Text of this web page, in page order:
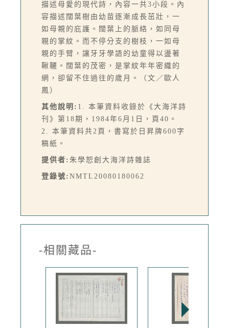
描述母愛的現代詩，內容一共3小段。內
容描述闊葉樹由幼苗逐漸成長茁壯，一
如母親的庇護。闊葉上的脈絡，如同母
親的掌紋。而不停分支的樹枝，一如母
親的手臂，讓牙牙學語的幼童得以盪著
鞦韆。闊葉的茂密，是掌紋年年密織的
網，卻留不住過往的歲月。（文／歐人
鳳）
其他說明: 1. 本筆資料收錄於《大海洋詩
刊》第18期，1984年6月1日，頁40。
2. 本筆資料共2頁，書寫於日昇牌600字
稿紙。
提供者: 朱學恕創大海洋詩雜誌
登錄號: NMTL20080180062
-相關藏品-